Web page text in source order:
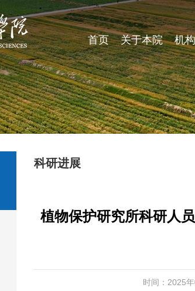
首页 关于本院 机
科研进展
植物保护研究所科研人
时间：2025